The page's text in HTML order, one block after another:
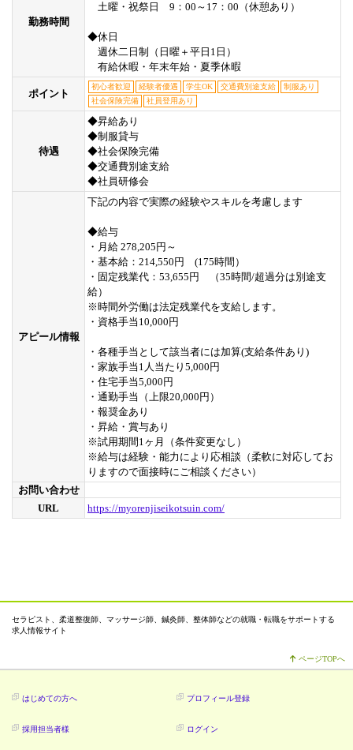
勤務時間
土曜・祝祭日 9：00～17：00（休憩あり）
◆休日
週休二日制（日曜＋平日1日）
有給休暇・年末年始・夏季休暇
ポイント
初心者歓迎 経験者優遇 学生OK 交通費別途支給
制服あり
社会保険完備
社員登用あり
待遇
◆昇給あり
◆制服貸与
◆社会保険完備
◆交通費別途支給
◆社員研修会
アピール情報
下記の内容で実際の経験やスキルを考慮します
◆給与
・月給 278,205円～
・基本給：214,550円 (175時間）
・固定残業代：53,655円 （35時間/超過分は別途支
給）
※時間外労働は法定残業代を支給します。
・資格手当10,000円
・各種手当として該当者には加算(支給条件あり)
・家族手当1人当たり5,000円
・住宅手当5,000円
・通勤手当（上限20,000円）
・報奨金あり
・昇給・賞与あり
※試用期間1ヶ月（条件変更なし）
※給与は経験・能力により応相談（柔軟に対応してお
りますので面接時にご相談ください）
お問い合わせ
URL
https://myorenjiseikotsuin.com/
セラピスト、柔道整復師、マッサージ師、鍼灸師、整体師などの就職・転職をサポートする
求人情報サイト
ページTOPへ
はじめての方へ プロフィール登録
採用担当者様 ログイン